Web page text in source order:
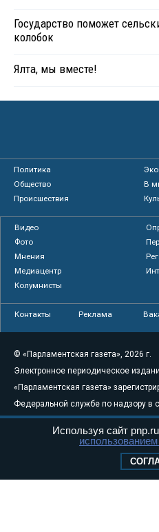
Государство поможет
колобок
Ялта, мы вместе!
Политика
Общество
В
Происшествия
Видео
Фото
Мнения
Медиацентр
Колумнисты
Контакты Реклама
© «Парламентская газета», 2026 г.
Электронное периодическое
«Парламентская газета»
Федеральной службе по надзору в
связи, информационных
массовых коммуникаций
Свидетельство о регистрации Эл
Используя сайт